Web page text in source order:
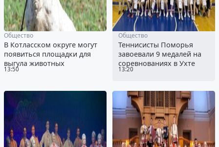
13:50
Общество
В Котласском округе могут
появиться площадки для
выгула животных
13:20
Общество
Теннисисты Поморья
завоевали 9 медалей на
соревнованиях в Ухте